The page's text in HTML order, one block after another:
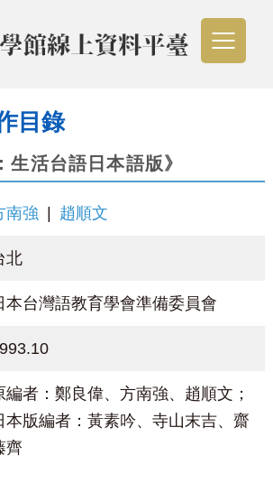
目錄
生活台語日本語版》
南強 趙順文
北
本台灣語教育學會準備委員會
編者：鄭良偉、方南強、趙順文；
本版編者：黃素吟、寺山末吉、齋
齊